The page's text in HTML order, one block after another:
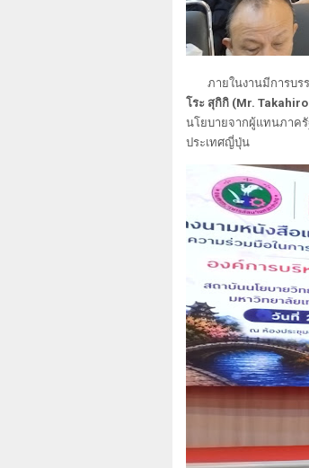
ภายในงานมีการบร
โระ สุกิกิ (Mr.
นโยบายจากผู้แทนภาครั
ประเทศญี่ปุ่น